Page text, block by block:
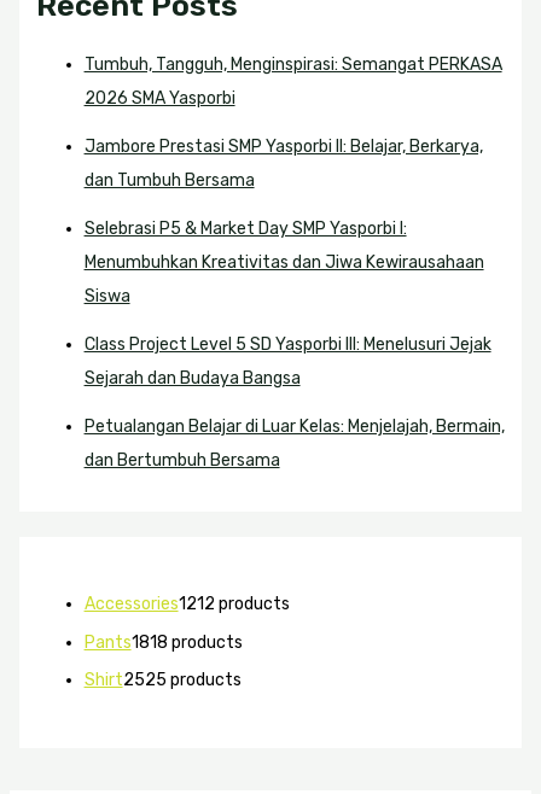
Tumbuh, Tangguh, Menginspirasi: Semangat PERKASA
2026 SMA Yasporbi
Jambore Prestasi SMP Yasporbi II: Belajar, Berkarya,
dan Tumbuh Bersama
Selebrasi P5 & Market Day SMP Yasporbi I:
Menumbuhkan Kreativitas dan Jiwa Kewirausahaan
Siswa
Class Project Level 5 SD Yasporbi III: Menelusuri Jejak
Sejarah dan Budaya Bangsa
Petualangan Belajar di Luar Kelas: Menjelajah, Bermain,
dan Bertumbuh Bersama
Accessories1212 products
Pants1818 products
Shirt2525 products